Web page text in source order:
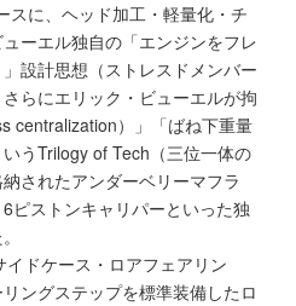
に、ヘッド加工・軽量化・チ
ーエル独自の「エンジンをフレ
設計思想（ストレスドメンバー
らにエリック・ビューエルが拘
centralization）」「ばね下重量
うTrilogy of Tech（三位一体の
されたアンダーベリーマフラ
ピストンキャリパーといった独
ドケース・ロアフェアリン
ングステップを標準装備したロ